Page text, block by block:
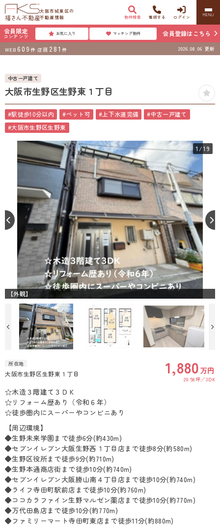
大阪市城東区の
不動産情報
物件検索 電話する ログイン MENU
会員限定
コンテンツ お気に入り マッチング物件 会員登録はこちら
WEB 609 件 店頭 281 件 2026.08.06 更新
中古一戸建て
大阪市生野区生野東１丁目
#駅徒歩10分以内 #ペット可 #上下水道完備
#中古一戸建て
#大阪市生野区生野東
1 /19
【外観】
所在地
大阪市生野区生野東１丁目 1,880万円
20.58坪 3DK
☆木造３階建て３ＤＫ
☆リフォーム歴あり（令和６年）
☆徒歩圏内にスーパーやコンビニあり
【周辺環境】
◆生野未来学園まで徒歩6分(約430m)
◆セブンイレブン大阪生野西１丁目店まで徒歩8分(約580m)
◆生野区役所まで徒歩9分(約710m)
◆生野本通商店街まで徒歩10分(約740m)
◆セブンイレブン大阪勝山南４丁目店まで徒歩10分(約740m)
◆ライフ寺田町駅前店まで徒歩10分(約760m)
◆ココカラファイン生野マルゼン薬店まで徒歩10分(約770m)
◆万代田島店まで徒歩10分(約770m)
◆ファミリーマート寺田町東店まで徒歩11分(約880m)